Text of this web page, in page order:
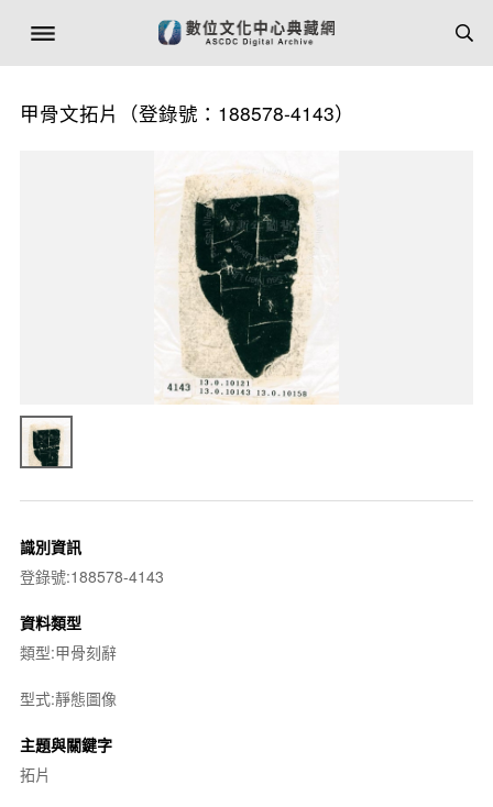
甲骨文拓片（登錄號：188578-4143）
識別資訊
登錄號:188578-4143
資料類型
類型:甲骨刻辭
型式:靜態圖像
主題與關鍵字
拓片